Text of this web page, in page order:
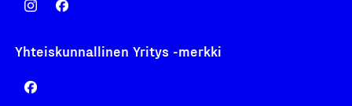
Yhteiskunnallinen Yritys -merkki